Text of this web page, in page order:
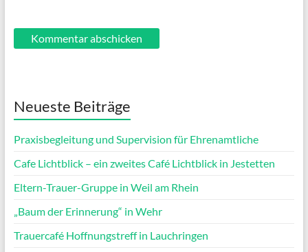
Neueste Beiträge
Praxisbegleitung und Supervision für Ehrenamtliche
Cafe Lichtblick – ein zweites Café Lichtblick in Jestetten
Eltern-Trauer-Gruppe in Weil am Rhein
„Baum der Erinnerung“ in Wehr
Trauercafé Hoffnungstreff in Lauchringen